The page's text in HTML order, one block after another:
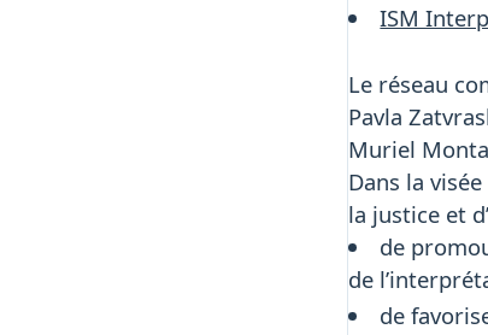
ISM
Le réseau
Pavla
Muriel
Dans la
la justice et
de
de
de